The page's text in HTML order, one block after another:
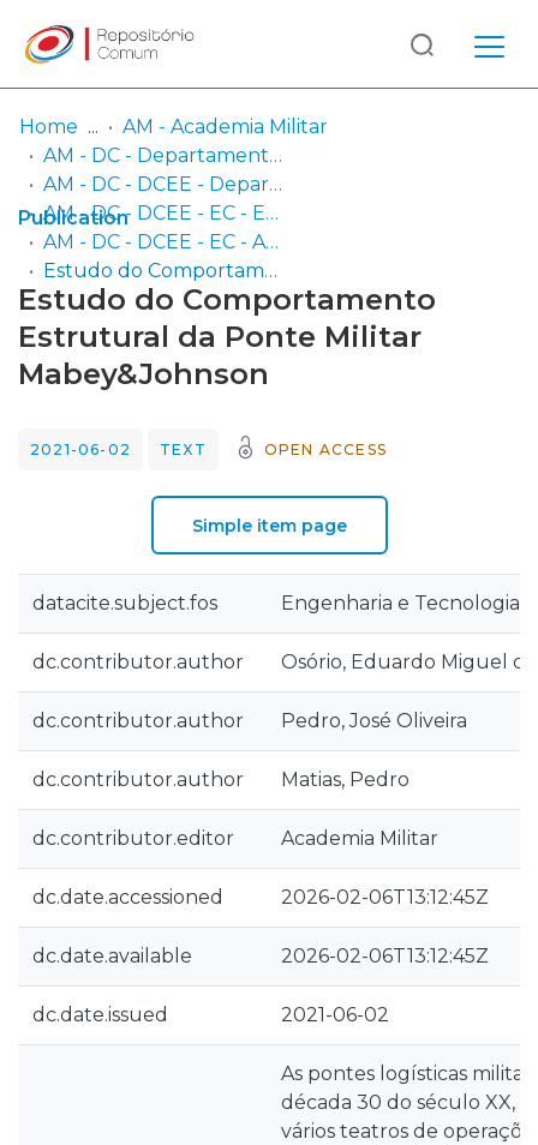
Communities
& Collections
Browse repository
Statistics
Log
In
(current)
Home
AM - Academia Militar
AM - DC - Departamento Científico
AM - DC - DCEE - Departamento de Ciências Exatas e Engenharias
AM - DC - DCEE - EC - Engenharia Civil
AM - DC - DCEE - EC - Artigos em Revistas Científicas Nacionais e Internacionais
Estudo do Comportamento Estrutural da Ponte Militar Mabey&Johnson
Publication
Estudo do Comportamento
Estrutural da Ponte Militar
Mabey&Johnson
2021-06-02 TEXT OPEN ACCESS
Simple item page
datacite.subject.fos Engenharia e
dc.contributor.author Osório, Eduardo Miguel da
dc.contributor.author Pedro, José Oliveira
dc.contributor.author Matias, Pedro
dc.contributor.editor Academia Militar
dc.date.accessioned 2026-02-06T13:12:45Z
dc.date.available 2026-02-06T13:12:45Z
dc.date.issued 2021-06-02
As pontes logísticas
década 30 do século XX,
vários teatros de